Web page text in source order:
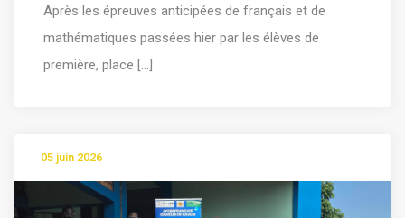
Après les épreuves anticipées de français et de
mathématiques passées hier par les élèves de
première, place [...]
05 juin 2026